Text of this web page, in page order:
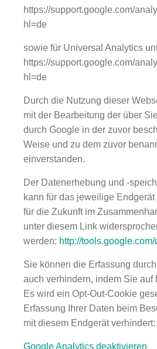
https://support.google.com/
hl=de
sowie für Universal Analytics
https://support.google.com/
hl=de
Durch die Nutzung dieser
mit der Bearbeitung der über
durch Google in der zuvor
Weise und zu dem zuvor
einverstanden.
Der Datenerhebung und -
kann für das jeweilige
für die Zukunft im
unter diesem Link
werden: http://
Sie können die Erfassung
auch verhindern, indem Sie auf
Es wird ein Opt-Out-Cookie
Erfassung Ihrer Daten beim
mit diesem Endgerät verhindert:
Google Analytics deaktivieren